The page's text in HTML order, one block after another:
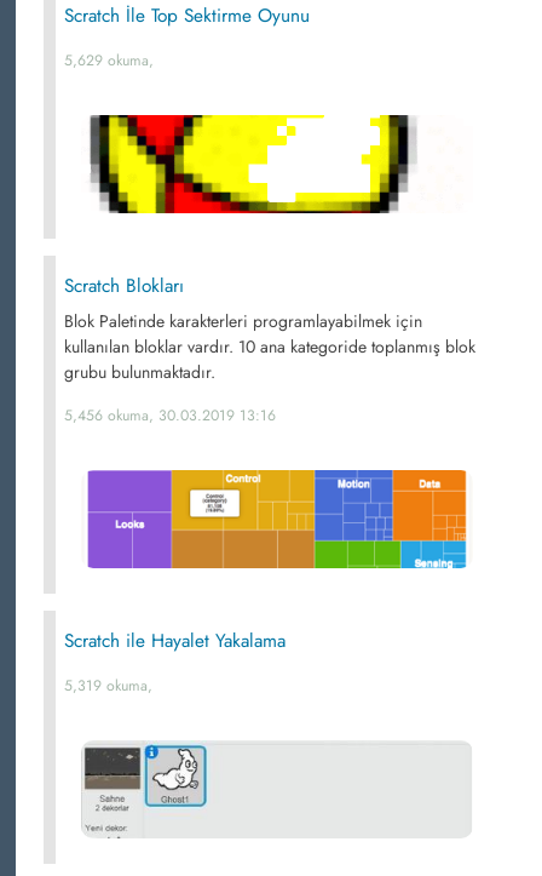
Scratch İle Top Sektirme Oyunu
5,629 okuma,
Scratch Blokları
Blok Paletinde karakterleri programlayabilmek için
kullanılan bloklar vardır. 10 ana kategoride toplanmış blok
grubu bulunmaktadır.
5,456 okuma, 30.03.2019 13:16
Scratch ile Hayalet Yakalama
5,319 okuma,